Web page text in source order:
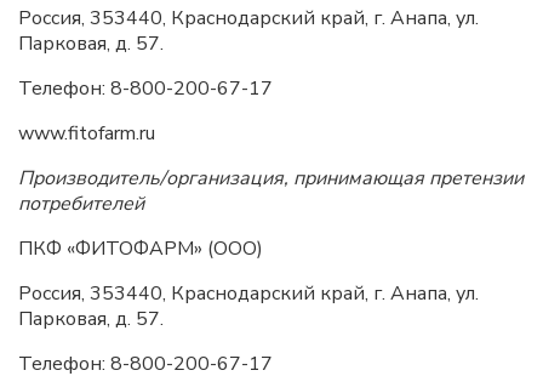
Россия, 353440, Краснодарский край, г. Анапа, ул.
Парковая, д. 57.
Телефон: 8-800-200-67-17
www.fitofarm.ru
Производитель/организация, принимающая претензии
потребителей
ПКФ «ФИТОФАРМ» (ООО)
Россия, 353440, Краснодарский край, г. Анапа, ул.
Парковая, д. 57.
Телефон: 8-800-200-67-17